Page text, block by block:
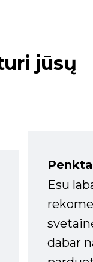
jūsų
Esu
dabar